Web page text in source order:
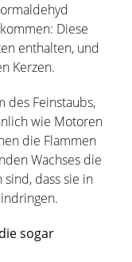
Diese
enthalten, und
Kerzen.
des Feinstaubs,
wie Motoren
die Flammen
Wachses die
dass sie in
sogar